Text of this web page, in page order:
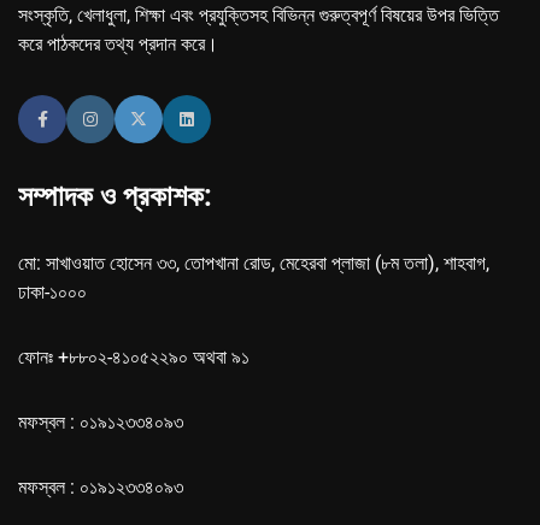
সংস্কৃতি, খেলাধুলা, শিক্ষা এবং প্রযুক্তিসহ বিভিন্ন গুরুত্বপূর্ণ বিষয়ের উপর ভিত্তি
করে পাঠকদের তথ্য প্রদান করে।
সম্পাদক ও প্রকাশক:
মো: সাখাওয়াত হোসেন ৩৩, তোপখানা রোড, মেহেরবা প্লাজা (৮ম তলা), শাহবাগ,
ঢাকা-১০০০
ফোনঃ +৮৮০২-৪১০৫২২৯০ অথবা ৯১
মফস্বল : ০১৯১২৩৩৪০৯৩
মফস্বল : ০১৯১২৩৩৪০৯৩